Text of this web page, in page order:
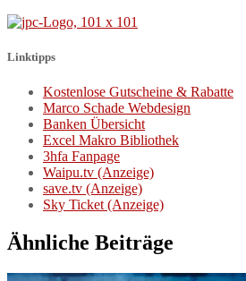
Linktipps
Kostenlose Gutscheine & Rabatte
Marco Schade Webdesign
Banken Übersicht
Excel Makro Bibliothek
3hfa Fanpage
Waipu.tv (Anzeige)
save.tv (Anzeige)
Sky Ticket (Anzeige)
Ähnliche Beiträge